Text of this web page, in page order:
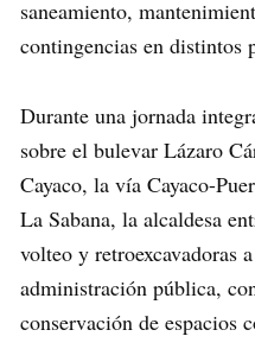
saneamiento,
contingencias en distintos
Durante una jornada
sobre el bulevar Lázaro
Cayaco, la vía Cayaco-
La Sabana, la alcaldesa
volteo y retroexcavadoras
administración pública,
conservación de espacios